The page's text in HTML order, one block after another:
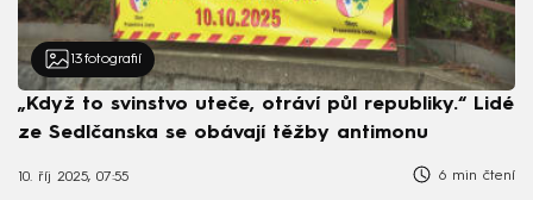
13 fotografií
„Když to svinstvo uteče, otráví půl republiky.“ Lidé
ze Sedlčanska se obávají těžby antimonu
10. říj 2025, 07:55 6 min čtení